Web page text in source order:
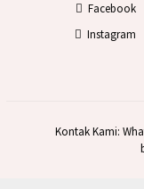
Facebook
Instagram
Kontak Kami: